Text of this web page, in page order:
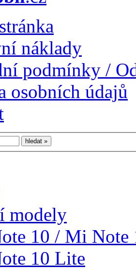
náklady
podmínky /
osobních údajů
modely
10 / Mi Note
10 Lite